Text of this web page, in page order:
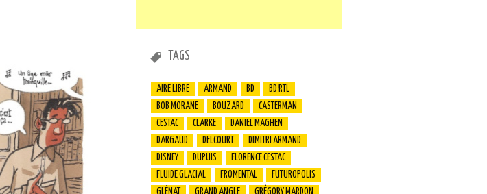
TAGS
AIRE LIBRE ARMAND BD
BD RTL
BOB MORANE
BOUZARD
CASTERMAN
CESTAC
CLARKE
DANIEL MAGHEN
DARGAUD
DELCOURT
DIMITRI ARMAND
DISNEY
DUPUIS
FLORENCE CESTAC
FLUIDE GLACIAL
FROMENTAL
FUTUROPOLIS
GLÉNAT
GRAND ANGLE
GRÉGORY MARDON